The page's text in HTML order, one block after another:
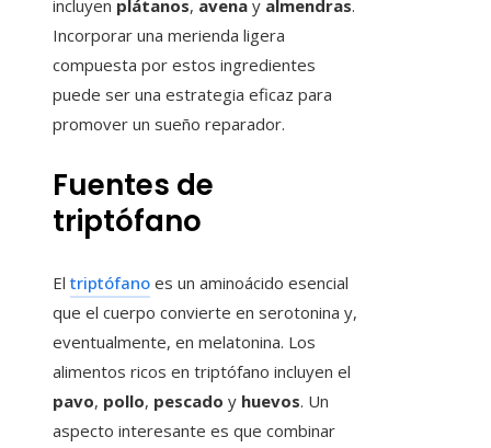
incluyen plátanos, avena y almendras.
Incorporar una merienda ligera
compuesta por estos ingredientes
puede ser una estrategia eficaz para
promover un sueño reparador.
Fuentes de
triptófano
El triptófano es un aminoácido esencial
que el cuerpo convierte en serotonina y,
eventualmente, en melatonina. Los
alimentos ricos en triptófano incluyen el
pavo, pollo, pescado y huevos. Un
aspecto interesante es que combinar